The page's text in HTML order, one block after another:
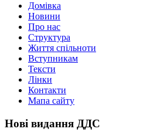
Домівка
Новини
Про нас
Структура
Життя спільноти
Вступникам
Тексти
Лінки
Контакти
Мапа сайту
Нові видання ДДС